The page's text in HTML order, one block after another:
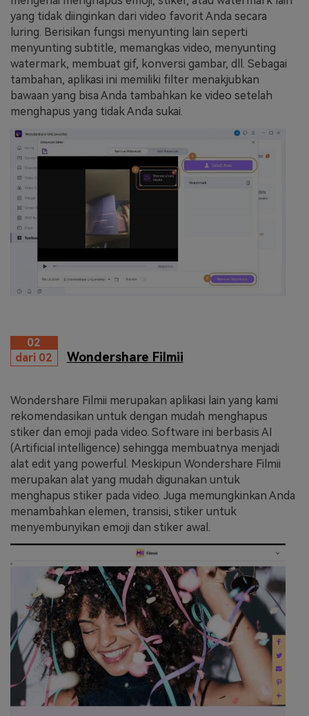
yang tidak diinginkan dari video favorit Anda secara
luring. Berisikan fungsi menyunting lain seperti
menyunting subtitle, memangkas video, menyunting
watermark, membuat gif, konversi gambar, dll. Sebagai
tambahan, aplikasi ini memiliki filter menakjubkan
bawaan yang bisa Anda tambahkan ke video setelah
menghapus yang tidak Anda sukai.
02
dari 02
Wondershare Filmii
Wondershare Filmii merupakan aplikasi lain yang kami
rekomendasikan untuk dengan mudah menghapus
stiker dan emoji pada video. Software ini berbasis AI
(Artificial intelligence) sehingga membuatnya menjadi
alat edit yang powerful. Meskipun Wondershare Filmii
merupakan alat yang mudah digunakan untuk
menghapus stiker pada video. Juga memungkinkan Anda
menambahkan elemen, transisi, stiker untuk
menyembunyikan emoji dan stiker awal.